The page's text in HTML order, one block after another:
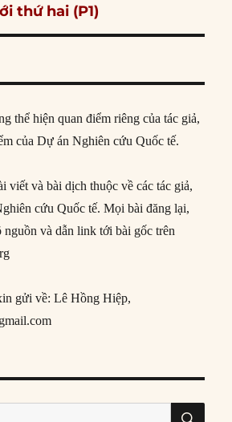
thứ hai (P1)
thể hiện quan điểm riêng của tác giả,
của Dự án Nghiên cứu Quốc tế.
viết và bài dịch thuộc về các tác giả,
cứu Quốc tế. Mọi bài đăng lại,
nguồn và dẫn link tới bài gốc trên
gửi về: Lê Hồng Hiệp,